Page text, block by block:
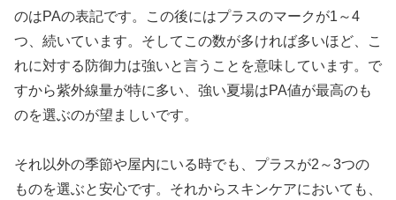
のはPAの表記です。この後にはプラスのマークが1～4
つ、続いています。そしてこの数が多ければ多いほど、こ
れに対する防御力は強いと言うことを意味しています。で
すから紫外線量が特に多い、強い夏場はPA値が最高のも
のを選ぶのが望ましいです。
それ以外の季節や屋内にいる時でも、プラスが2～3つの
ものを選ぶと安心です。それからスキンケアにおいても、